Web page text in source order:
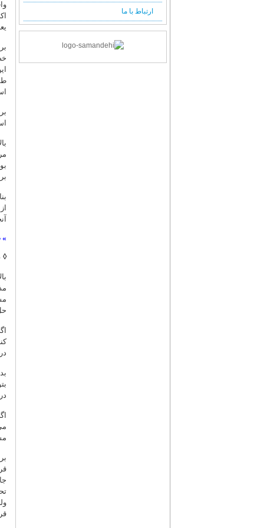
»
◊
فصلنامه شماره 64 (پائیز 1397)
فصلنامه شماره 63 (تابستان 1397)
فصلنامه شماره 61 (زمستان 1396)
فصلنامه شماره 60 (پائیز 1396)
ارتباط با ما